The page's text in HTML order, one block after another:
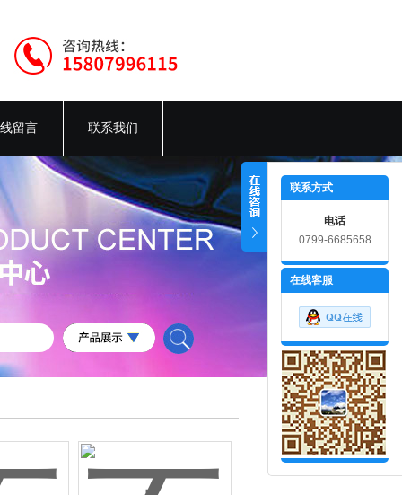
留言 联系我们
联系方式
电话
0799-6685658
在线客服